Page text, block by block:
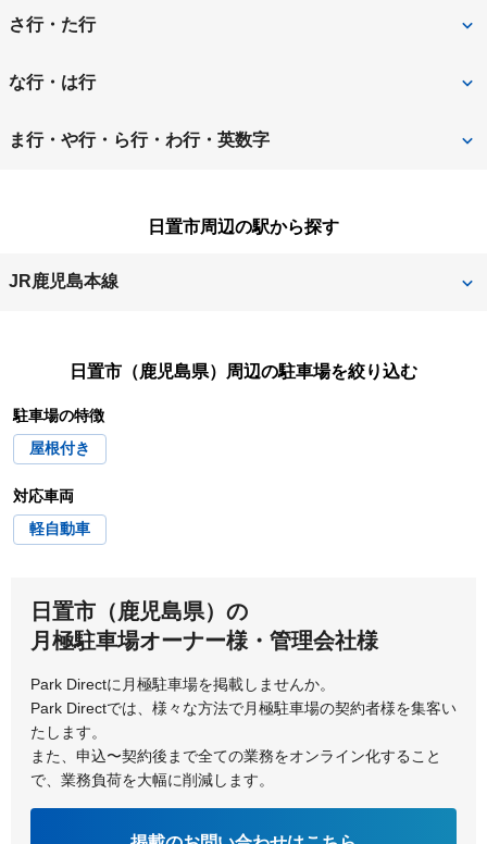
姶良市
出水市
さ行・た行
薩摩川内市
な行・は行
日置市
ま行・や行・ら行・わ行・英数字
日置市周辺の駅から探す
JR鹿児島本線
日置市（鹿児島県）
周辺の駐車場を絞り込む
駐車場の特徴
屋根付き
対応車両
軽自動車
日置市（鹿児島県）の
月極駐車場オーナー様・管理会社様
Park Directに月極駐車場を掲載しませんか。
Park Directでは、様々な方法で月極駐車場の契約者様を集客い
たします。
また、申込〜契約後まで全ての業務をオンライン化すること
で、業務負荷を大幅に削減します。